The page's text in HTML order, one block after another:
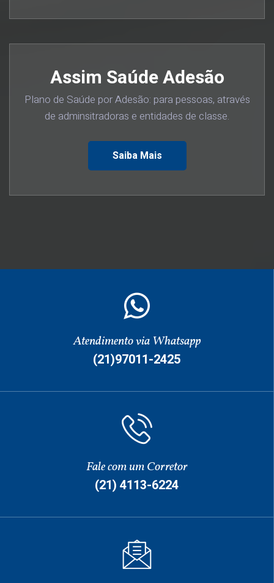
Assim Saúde Adesão
Plano de Saúde por Adesão: para pessoas, através
de adminsitradoras e entidades de classe.
Saiba Mais
Atendimento via Whatsapp
(21)97011-2425
Fale com um Corretor
(21) 4113-6224